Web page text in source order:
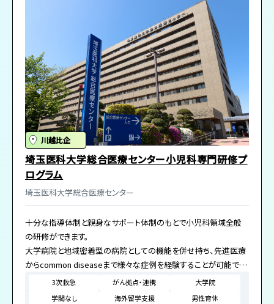
川越比企
埼玉医科大学総合医療センター小児科専門研修プ
ログラム
埼玉医科大学総合医療センター
十分な指導体制と親身なサポート体制のもとで小児科領域全般
の研修ができます。
大学病院と地域密着型の病院としての機能を併せ持ち、先進医療
からcommon diseaseまで様々な症例を経験することが可能で
3次救急 がん拠点・連携
大学院
学閥なし
海外留学支援
男性育休